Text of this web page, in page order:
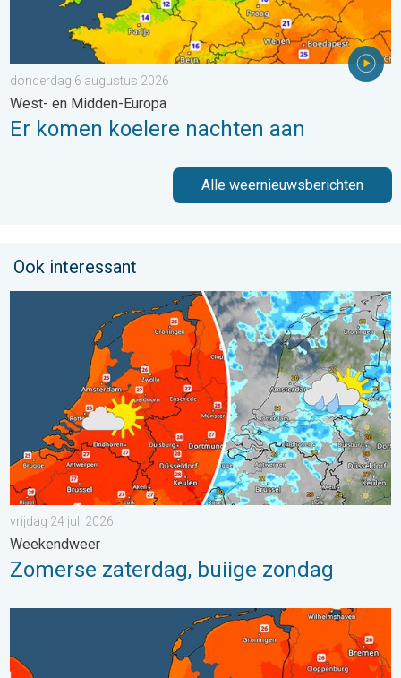
donderdag 6 augustus 2026
West- en Midden-Europa
Er komen koelere nachten aan
Alle weernieuwsberichten
Ook interessant
Zomerse zaterdag, buiige zondag. Weekendweer. . . vrijdag
vrijdag 24 juli 2026
Weekendweer
Zomerse zaterdag, buiige zondag
Zaterdag warmste dag van de week. Bijna overal zomers